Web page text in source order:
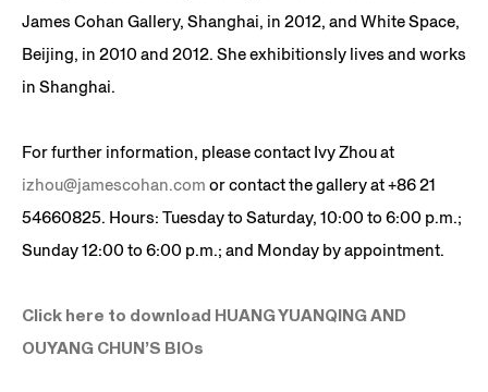
James Cohan Gallery, Shanghai, in 2012, and White Space,
Beijing, in 2010 and 2012. She exhibitionsly lives and works
in Shanghai.
For further information, please contact Ivy Zhou at
izhou@jamescohan.com or contact the gallery at +86 21
54660825. Hours: Tuesday to Saturday, 10:00 to 6:00 p.m.;
Sunday 12:00 to 6:00 p.m.; and Monday by appointment.
Click here to download HUANG YUANQING AND
OUYANG CHUN’S BIOs